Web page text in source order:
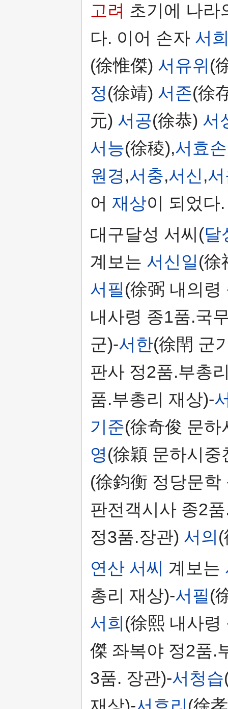
고려 초기에 나
다. 이어 손자 서
(徐惟傑) 서유위 (
정(徐靖) 서존(徐
元) 서공(徐恭) 서
서능(徐稜),서효손
원경 ,서충,서신 ,
어 재상이 되었다.
대구달성 서씨(달
계보는 서신일(徐
서필(徐弼 내의령
내사령 종1품.국
군)-서한(徐閈 군
판사 정2품.부총
품.부총리 재상)-
기준(徐奇俊 문하
영(徐穎 문하시
(徐鈞衡 정당문
판전객시사 종2
정3품.장관) 서의
연산 서씨 계보는
총리 재상)-서필(
서희 (徐熙 내사령
傑 좌복야 정2품.
3품. 장관)-서청습